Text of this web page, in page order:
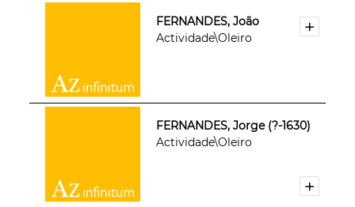
FERNANDES, João
Actividade\Oleiro
FERNANDES, Jorge (?-1630)
Actividade\Oleiro